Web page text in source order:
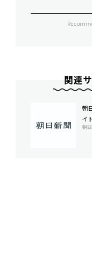
関連
朝
イ
朝